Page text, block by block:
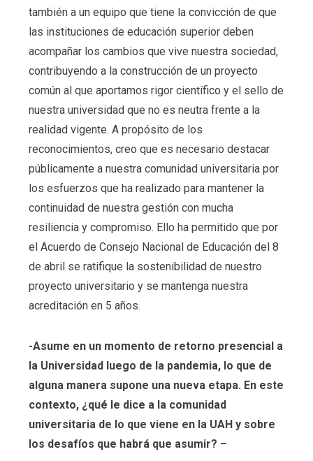
también a un equipo que tiene la convicción de que
las instituciones de educación superior deben
acompañar los cambios que vive nuestra sociedad,
contribuyendo a la construcción de un proyecto
común al que aportamos rigor científico y el sello de
nuestra universidad que no es neutra frente a la
realidad vigente. A propósito de los
reconocimientos, creo que es necesario destacar
públicamente a nuestra comunidad universitaria por
los esfuerzos que ha realizado para mantener la
continuidad de nuestra gestión con mucha
resiliencia y compromiso. Ello ha permitido que por
el Acuerdo de Consejo Nacional de Educación del 8
de abril se ratifique la sostenibilidad de nuestro
proyecto universitario y se mantenga nuestra
acreditación en 5 años.
-Asume en un momento de retorno presencial a
la Universidad luego de la pandemia, lo que de
alguna manera supone una nueva etapa. En este
contexto, ¿qué le dice a la comunidad
universitaria de lo que viene en la UAH y sobre
los desafíos que habrá que asumir? –